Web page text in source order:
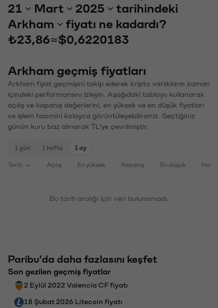
21 Mart 2025
tarihindeki
Arkham
fiyatı ne kadardı?
₺23,86≈$0,6220183
Arkham geçmiş fiyatları
Arkham fiyat geçmişini takip ederek kripto varlıkların zaman
içindeki performansını izleyin. Aşağıdaki tabloyu kullanarak
açılış ve kapanış değerlerini, en yüksek ve en düşük fiyatları
ve işlem hacmini kolayca görüntüleyebilirsiniz. Seçtiğiniz
günün kuru baz alınarak TL'ye çevrilmiştir.
1 gün 1 hafta 1 ay
Tarih Açılış En yüksek Kapanış En düşük
Bu tarih aralığı için veri bulunamadı.
Paribu'da daha fazlasını keşfet
Son gezilen geçmiş fiyatlar
2 Eylül 2022 Valencia CF fiyatı
18 Şubat 2026 Litecoin fiyatı